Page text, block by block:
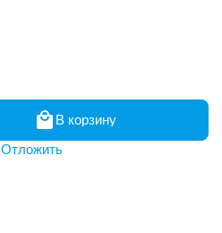
В корзину
Отложить